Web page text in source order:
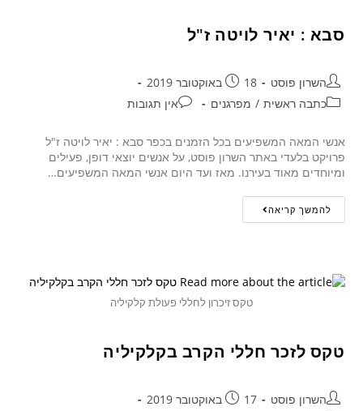
סבא : יאיר לויטה ז"ל
השרון פוסט
18 באוקטובר 2019
כתבה ראשית / מפרגנים אין תגובות
אנשי המאה המשפיעים בכל הזמנים בכפר סבא : יאיר לויטה ז"ל
פרויקט בלעדי באתר השרון פוסט, על אנשים יוצאי דופן, פעילים
ומיוחדים מאוד בעירנו. מאז ועד היום אנשי המאה המשפיעים…
להמשך קריאה
טקס זיכרון לחללי פעולת קלקיליה
טקס לזכר חללי הקרב בקלקיליה
השרון פוסט
17 באוקטובר 2019